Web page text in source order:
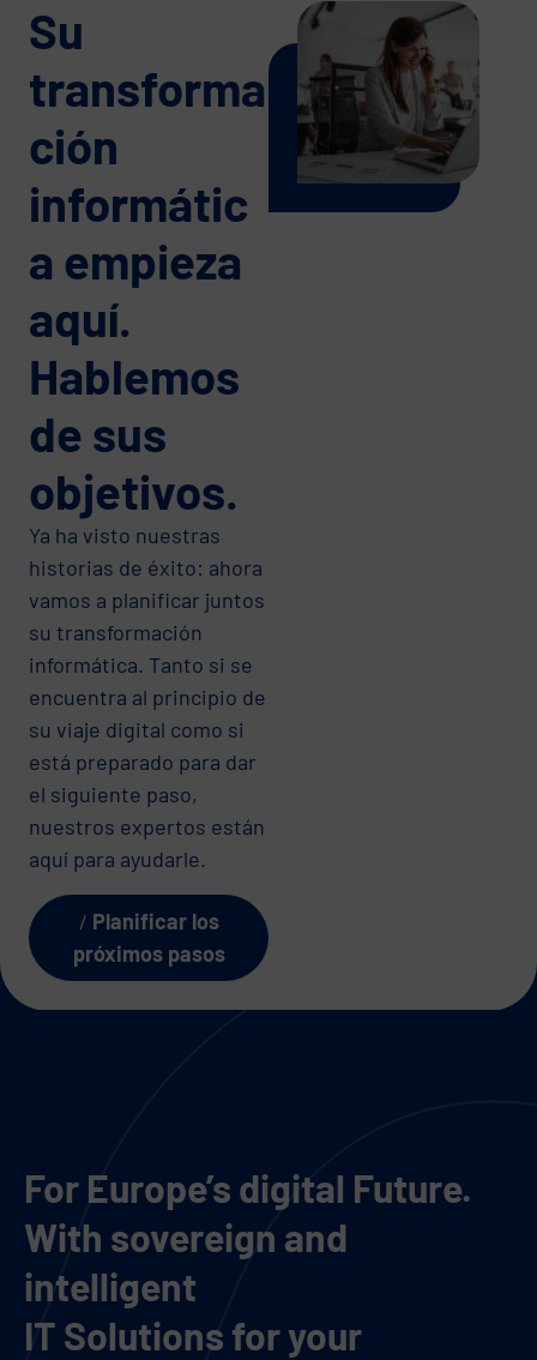
Su
transforma
ción
informátic
a empieza
aquí.
Hablemos
de sus
objetivos.
Ya ha visto nuestras
historias de éxito: ahora
vamos a planificar juntos
su transformación
informática. Tanto si se
encuentra al principio de
su viaje digital como si
está preparado para dar
el siguiente paso,
nuestros expertos están
aquí para ayudarle.
Planificar los
próximos pasos
For Europe’s digital Future.
With sovereign and
intelligent
IT Solutions for your